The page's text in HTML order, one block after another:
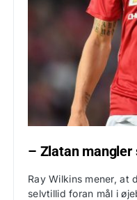
– Zlatan mangler
Ray Wilkins mener, at
selvtillid foran mål i